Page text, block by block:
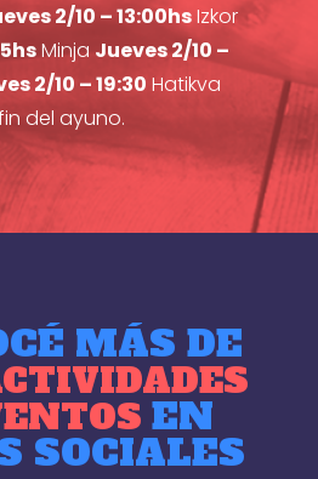
2/10 – 13:00hsIzkor
Minja Jueves 2/10 –
2/10 – 19:30 Hatikva
del ayuno.
MÁS DE
EN
SOCIALES